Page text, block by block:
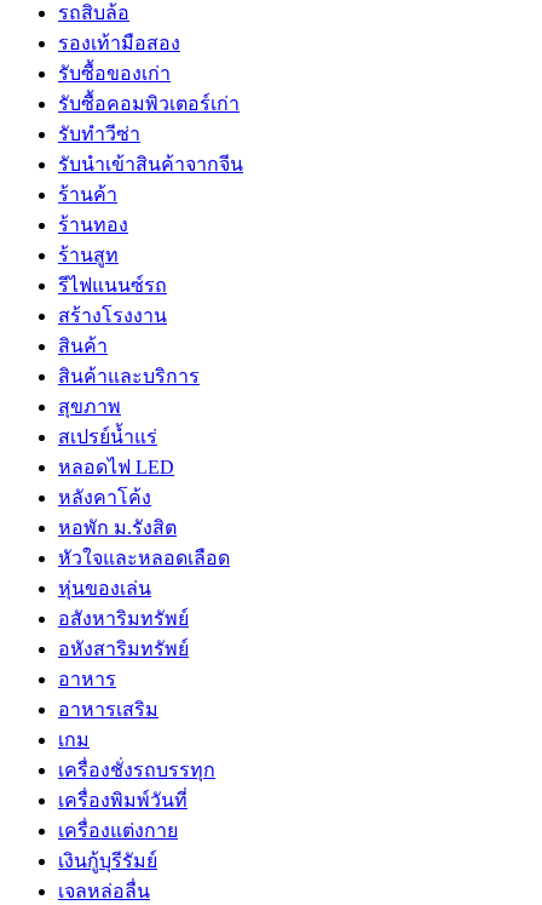
รถสิบล้อ
รองเท้ามือสอง
รับซื้อของเก่า
รับซื้อคอมพิวเตอร์เก่า
รับทำวีซ่า
รับนำเข้าสินค้าจากจีน
ร้านค้า
ร้านทอง
ร้านสูท
รีไฟแนนซ์รถ
สร้างโรงงาน
สินค้า
สินค้าและบริการ
สุขภาพ
สเปรย์น้ำแร่
หลอดไฟ LED
หลังคาโค้ง
หอพัก ม.รังสิต
หัวใจและหลอดเลือด
หุ่นของเล่น
อสังหาริมทรัพย์
อหังสาริมทรัพย์
อาหาร
อาหารเสริม
เกม
เครื่องชั่งรถบรรทุก
เครื่องพิมพ์วันที่
เครื่องแต่งกาย
เงินกู้บุรีรัมย์
เจลหล่อลื่น